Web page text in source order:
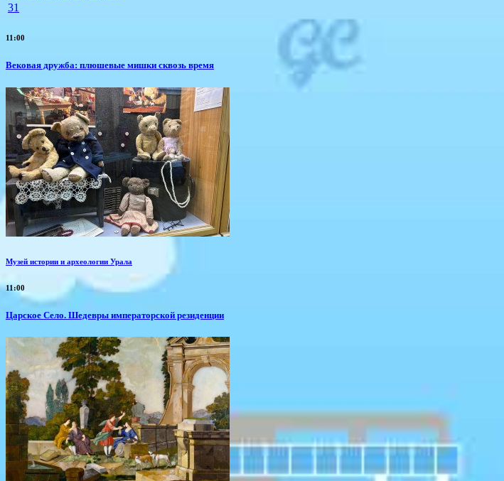
31
11:00
Вековая дружба: плюшевые мишки сквозь время
Музей истории и археологии Урала
11:00
Царское Село. Шедевры императорской резиденции